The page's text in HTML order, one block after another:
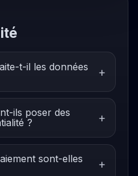
t-il les données
ils poser des
?
sont-elles